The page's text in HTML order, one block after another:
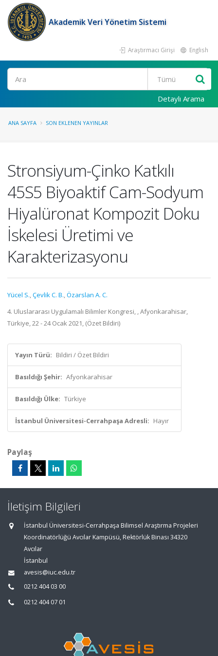
Akademik Veri Yönetim Sistemi
Araştırmacı Girişi English
Ara
Detaylı Arama
ANA SAYFA SON EKLENEN YAYINLAR
Stronsiyum-Çinko Katkılı
45S5 Biyoaktif Cam-Sodyum
Hiyalüronat Kompozit Doku
İskelesi Üretimi ve
Karakterizasyonu
Yücel S.,Çevlik C. B.,Özarslan A. C.
4. Uluslararası Uygulamalı Bilimler Kongresi, , Afyonkarahisar,
Türkiye, 22 - 24 Ocak 2021, (Özet Bildiri)
Yayın Türü: Bildiri / Özet Bildiri
Basıldığı Şehir: Afyonkarahisar
Basıldığı Ülke: Türkiye
İstanbul Üniversitesi-Cerrahpaşa Adresli: Hayır
Paylaş
İletişim Bilgileri
İstanbul Üniversitesi-Cerrahpaşa Bilimsel Araştırma Projeleri
Koordinatörlüğü Avcılar Kampüsü, Rektörlük Binası 34320
Avcılar
İstanbul
avesis@iuc.edu.tr
0212 404 03 00
0212 404 07 01